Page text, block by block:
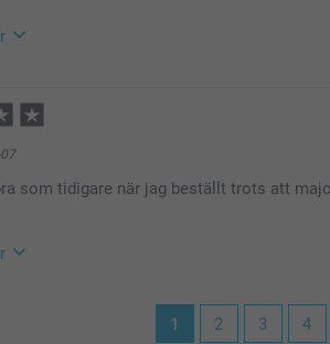
dig en fin dag!
som tidigare när jag beställt trots att
1 2 3 4